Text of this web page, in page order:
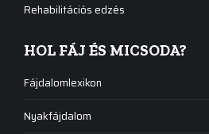
Rehabilitációs edzés
HOL FÁJ ÉS MICSODA?
Fájdalomlexikon
Nyakfájdalom